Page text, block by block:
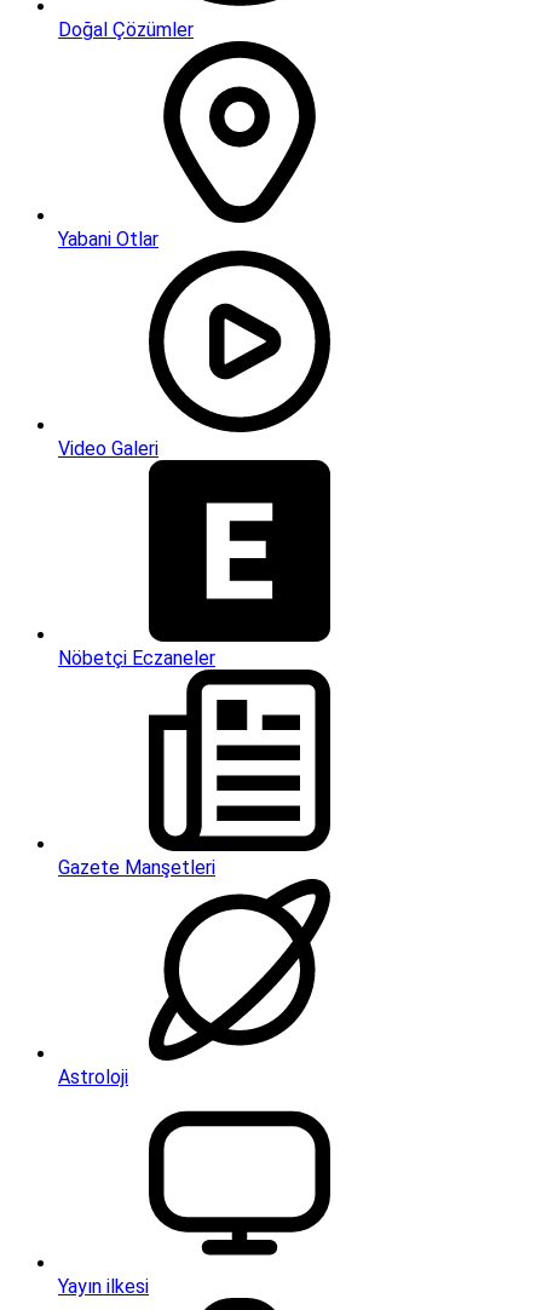
Doğal Çözümler
Yabani Otlar
Video Galeri
Nöbetçi Eczaneler
Gazete Manşetleri
Astroloji
Yayın ilkesi